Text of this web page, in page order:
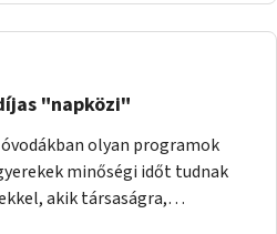
"napközi"
olyan programok
minőségi időt tudnak
akik társaságra,